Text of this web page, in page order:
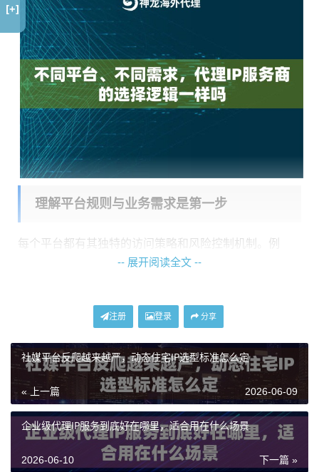
理解平台规则与业务需求是第一步
每个平台都有其独特的访问策略和风险控制机制。例
如，一个电商平台可能对频繁更换IP的订单行为格外敏
实性。在选择代理IP前，必须明确：
电商平台，还是Facebook、Instagram等社交媒体，或是
需要大规模采集数据的公开网站？
你的具体操作行为是什么？是日常的商品上架管理、广
告效果查看，还是大规模的账号注册、内容发布，亦或
是持续不断的数据抓取？
-- 展开阅读全文 --
注册 登录 分享
社媒平台反爬越来越严，动态住宅IP选型标准怎么定
« 上一篇 2026-06-09
企业级代理IP服务到底好在哪里，适合用在什么场景
下一篇 »
2026-06-10
[+]